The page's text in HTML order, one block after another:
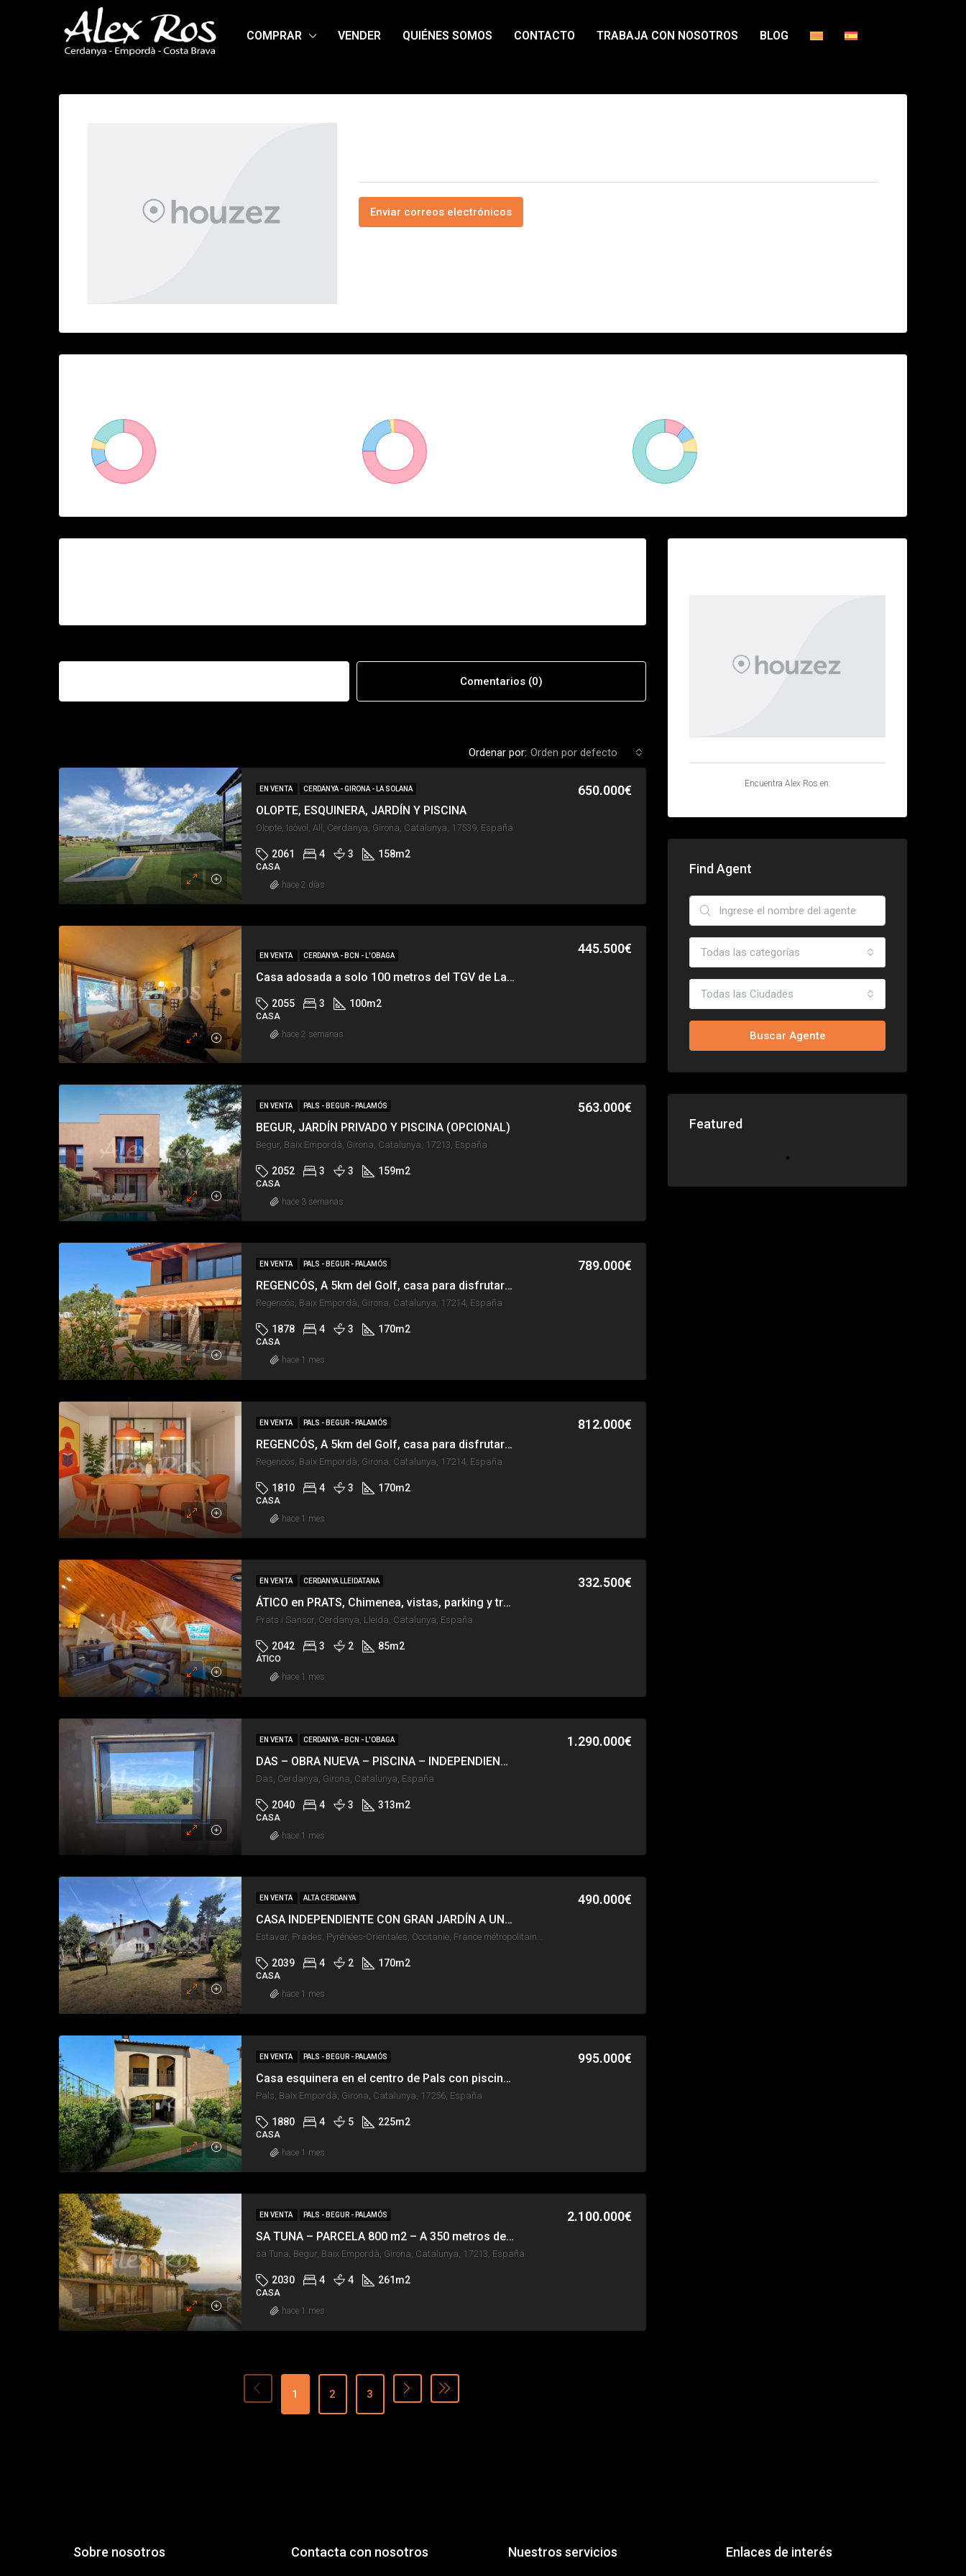
COMPRAR VENDER QUIÉNES SOMOS CONTACTO TRABAJA CON NOSOTROS BLOG
Enviar correos electrónicos
Comentarios (0)
Ordenar por: Orden por defecto
EN VENTA CERDANYA - GIRONA - LA SOLANA
OLOPTE, ESQUINERA, JARDÍN Y PISCINA
650.000€
Olopte, Isòvol, All, Cerdanya, Girona, Catalunya, 17539, España
2061 4 3 158m2
CASA
hace 2 días
EN VENTA CERDANYA - BCN - L'OBAGA
Casa adosada a solo 100 metros del TGV de La Masella
445.500€
2055 3 100m2
CASA
hace 2 semanas
EN VENTA PALS - BEGUR - PALAMÓS
BEGUR, JARDÍN PRIVADO Y PISCINA (OPCIONAL)
563.000€
Begur, Baix Empordà, Girona, Catalunya, 17213, España
2052 3 3 159m2
CASA
hace 3 semanas
EN VENTA PALS - BEGUR - PALAMÓS
REGENCÓS, A 5km del Golf, casa para disfrutar TODO el año
789.000€
Regencós, Baix Empordà, Girona, Catalunya, 17214, España
1878 4 3 170m2
CASA
hace 1 mes
EN VENTA PALS - BEGUR - PALAMÓS
REGENCÓS, A 5km del Golf, casa para disfrutar TODO el año
812.000€
Regencós, Baix Empordà, Girona, Catalunya, 17214, España
1810 4 3 170m2
CASA
hace 1 mes
EN VENTA CERDANYA LLEIDATANA
ÁTICO en PRATS, Chimenea, vistas, parking y trastero
332.500€
Prats i Sansor, Cerdanya, Lleida, Catalunya, España
2042 3 2 85m2
ÁTICO
hace 1 mes
EN VENTA CERDANYA - BCN - L'OBAGA
DAS – OBRA NUEVA – PISCINA – INDEPENDIENTE – HABITACIÓN EN PLANTA
1.290.000€
Das, Cerdanya, Girona, Catalunya, España
2040 4 3 313m2
CASA
hace 1 mes
EN VENTA ALTA CERDANYA
CASA INDEPENDIENTE CON GRAN JARDÍN A UN PASO DE LLÍVIA
490.000€
Estavar, Prades, Pyrénées-Orientales, Occitanie, France métropolitaine, 66800, France
2039 4 2 170m2
CASA
hace 1 mes
EN VENTA PALS - BEGUR - PALAMÓS
Casa esquinera en el centro de Pals con piscina privada
995.000€
Pals, Baix Empordà, Girona, Catalunya, 17256, España
1880 4 5 225m2
CASA
hace 1 mes
EN VENTA PALS - BEGUR - PALAMÓS
SA TUNA – PARCELA 800 m2 – A 350 metros de la playa de Sa Tuna
2.100.000€
sa Tuna, Begur, Baix Empordà, Girona, Catalunya, 17213, España
2030 4 4 261 m2
CASA
hace 1 mes
1 2 3
Encuentra Alex Ros en:
Find Agent
Todas las categorías
Todas las Ciudades
Buscar Agente
Featured
Sobre nosotros Contacta con nosotros Nuestros servicios Enlaces de interés